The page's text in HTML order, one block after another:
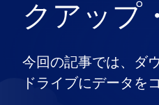
クアップ
今回の記事では、ダ
ドライブにデータを